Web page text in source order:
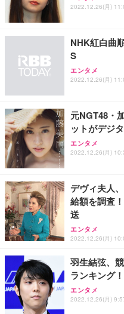
2022.12.26(月)
NHK紅白曲
S
エンタメ
2022.12.26(月)
元NGT48・
ットがデジ
エンタメ
2022.12.26(月)
デヴィ夫人
給額を調査
送
エンタメ
2022.12.26(月)
羽生結弦、
ランキング！
エンタメ
2022.12.26(月)